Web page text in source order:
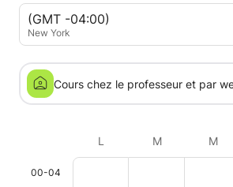
(GMT -04:00)
New York
Cours chez le professeur et par
L M M
00-04